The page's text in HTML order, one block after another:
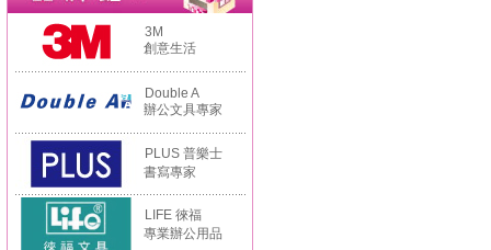
3M
創意生活
Double A
辦公文具專家
PLUS 普樂士
書寫專家
LIFE 徠福
專業辦公用品